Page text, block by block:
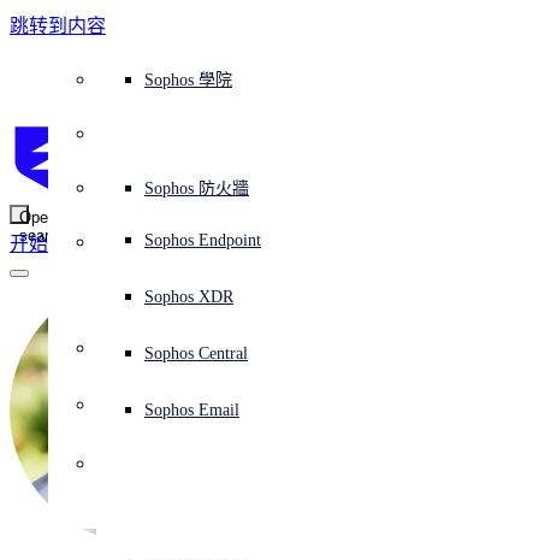
跳转到内容
Open
search
开始
平台概覽Sophos Central
Sophos AI
整合 marketplace 市集
威脅情報
免費試用
端點保護（下一代防毒軟體）
伺服器防護
Mobile Security
安全營運
XDR - 擴展式偵測與回應
身分識別安全
ITDR - 身分識別威脅偵測與回應
網路安全與基礎架構
下一代防火牆 (NGFW)
網路交換機
無線存取點
Workspace Protection
Workspace Protection
零信任網路存取 (ZTNA)
DNS 防護 (DNS Protection)
Email Monitoring System
Email Security
電子郵件與網路釣魚防護
雲端工作負載防護
託管式服務MDR - 託管式偵測與回應
漏洞管理（託管式風險）
諮詢服務概覽
專業服務
營運支援
免費工具
NIST 評估
使用案例全天候守護我的組織
保障遠端與混合辦公員工的安全
應對網路保險要求
保護我的 Microsoft 環境
啟用雲端原生安全性
所有解決方案
教育
政府部門
醫療保健
製造業
零售業
為什麼選擇 Sophos？
獎項與榮譽
競爭對手比較
公司
媒體
職位空缺
信任中心
信任中心概覽
安全設計
負責任的披露
ESG
企業政策
網路安全指引
Sophos 合作夥伴
Partner Program 合作夥伴計畫
Partner care 支援
合作夥伴培訓
合作夥伴部落格
通路合作夥伴
OEM
整合和 API
威脅情報X-Ops 威脅研究
AI 研究
威脅檔案
威脅資料庫
威脅研究部落格
檢視所有資源
案例研究
報告
線上研討會
白皮書
影片
部落格
Sophos 部落格
AI 研究
安全營運
合作夥伴部落格
獲得協助（支援）
緊急事件回應
支援計劃
客戶成功
技術客戶經理（TAM）
聯絡 Sophos 支援
聯絡 Partner Care
下載及更新
Sophos 狀態頁面
安全公告
提交威脅
產品支援
產品文件
Sophos 防火牆
Sophos Endpoint
Sophos XDR
Sophos Central
Sophos Email
培訓
Sophos 學院